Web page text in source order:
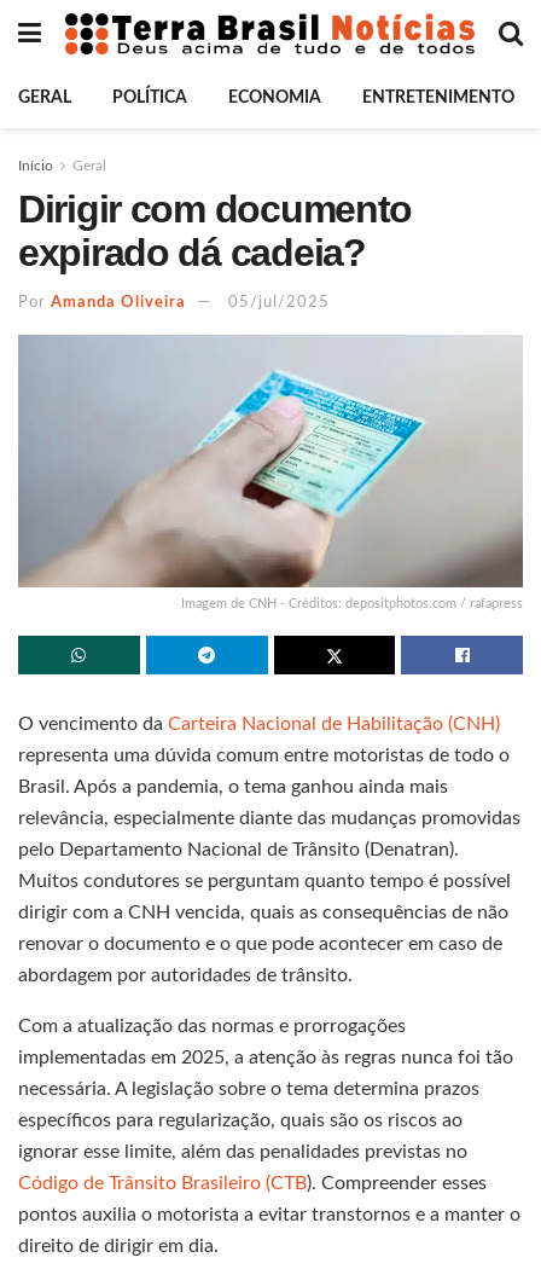
GERAL POLÍTICA ECONOMIA ENTRETENIMENTO
Início Geral
Dirigir com documento
expirado dá cadeia?
Por Amanda Oliveira 05/jul/2025
Imagem de CNH - Créditos: depositphotos.com / rafapress
O vencimento da Carteira Nacional de Habilitação (CNH)
representa uma dúvida comum entre motoristas de todo o
Brasil. Após a pandemia, o tema ganhou ainda mais
relevância, especialmente diante das mudanças promovidas
pelo Departamento Nacional de Trânsito (Denatran).
Muitos condutores se perguntam quanto tempo é possível
dirigir com a CNH vencida, quais as consequências de não
renovar o documento e o que pode acontecer em caso de
abordagem por autoridades de trânsito.
Com a atualização das normas e prorrogações
implementadas em 2025, a atenção às regras nunca foi tão
necessária. A legislação sobre o tema determina prazos
específicos para regularização, quais são os riscos ao
ignorar esse limite, além das penalidades previstas no
Código de Trânsito Brasileiro (CTB). Compreender esses
pontos auxilia o motorista a evitar transtornos e a manter o
direito de dirigir em dia.